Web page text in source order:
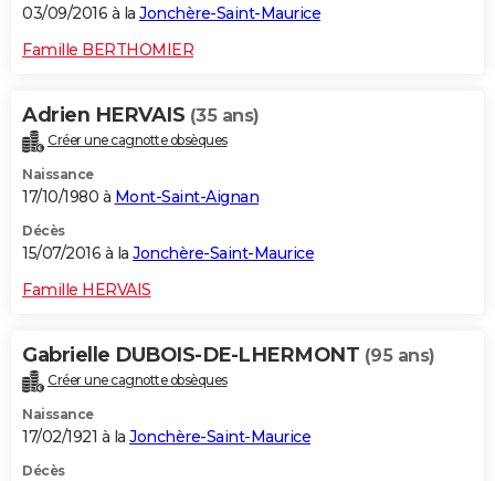
03/09/2016 à la Jonchère-Saint-Maurice
Famille BERTHOMIER
Adrien HERVAIS (35 ans)
Créer une cagnotte obsèques
Naissance
17/10/1980 à Mont-Saint-Aignan
Décès
15/07/2016 à la Jonchère-Saint-Maurice
Famille HERVAIS
Gabrielle DUBOIS-DE-LHERMONT (95 ans)
Créer une cagnotte obsèques
Naissance
17/02/1921 à la Jonchère-Saint-Maurice
Décès